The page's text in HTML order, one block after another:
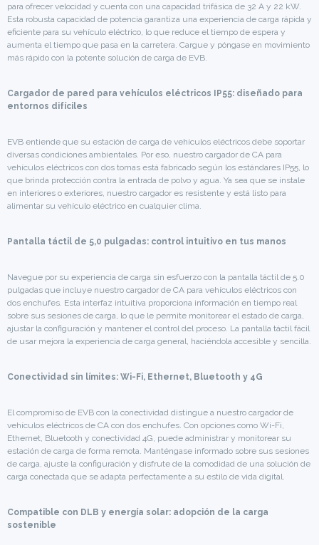
para ofrecer velocidad y cuenta con una capacidad trifásica de 32 A y 22 kW.
Esta robusta capacidad de potencia garantiza una experiencia de carga rápida y
eficiente para su vehículo eléctrico, lo que reduce el tiempo de espera y
aumenta el tiempo que pasa en la carretera. Cargue y póngase en movimiento
más rápido con la potente solución de carga de EVB.
Cargador de pared para vehículos eléctricos IP55: diseñado para
entornos difíciles
EVB entiende que su estación de carga de vehículos eléctricos debe soportar
diversas condiciones ambientales. Por eso, nuestro cargador de CA para
vehículos eléctricos con dos tomas está fabricado según los estándares IP55, lo
que brinda protección contra la entrada de polvo y agua. Ya sea que se instale
en interiores o exteriores, nuestro cargador es resistente y está listo para
alimentar su vehículo eléctrico en cualquier clima.
Pantalla táctil de 5,0 pulgadas: control intuitivo en tus manos
Navegue por su experiencia de carga sin esfuerzo con la pantalla táctil de 5.0
pulgadas que incluye nuestro cargador de CA para vehículos eléctricos con
dos enchufes. Esta interfaz intuitiva proporciona información en tiempo real
sobre sus sesiones de carga, lo que le permite monitorear el estado de carga,
ajustar la configuración y mantener el control del proceso. La pantalla táctil fácil
de usar mejora la experiencia de carga general, haciéndola accesible y sencilla.
Conectividad sin límites: Wi-Fi, Ethernet, Bluetooth y 4G
El compromiso de EVB con la conectividad distingue a nuestro cargador de
vehículos eléctricos de CA con dos enchufes. Con opciones como Wi-Fi,
Ethernet, Bluetooth y conectividad 4G, puede administrar y monitorear su
estación de carga de forma remota. Manténgase informado sobre sus sesiones
de carga, ajuste la configuración y disfrute de la comodidad de una solución de
carga conectada que se adapta perfectamente a su estilo de vida digital.
Compatible con DLB y energía solar: adopción de la carga
sostenible